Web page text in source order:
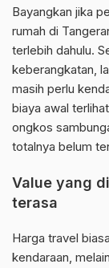
Bayangkan jika
rumah di
terlebih dahulu.
keberangkatan,
masih perlu
biaya awal
ongkos
totalnya belum
Value yang
terasa
Harga travel
kendaraan,